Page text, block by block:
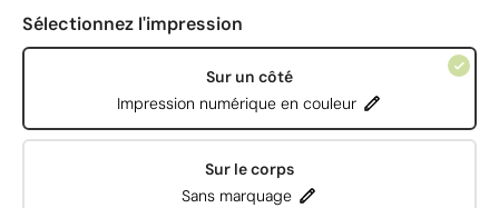
Sélectionnez l'impression
Sur un côté
Impression numérique en couleur
Sur le corps
Sans marquage